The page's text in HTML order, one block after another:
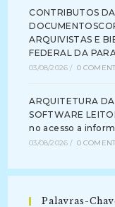
CONTRIBUTOS
ARQUIVISTAS E
FEDERAL DA
03/08/2026 / 0
ARQUITETURA
SOFTWARE
no acesso a
03/08/2026 / 0
Palavras-